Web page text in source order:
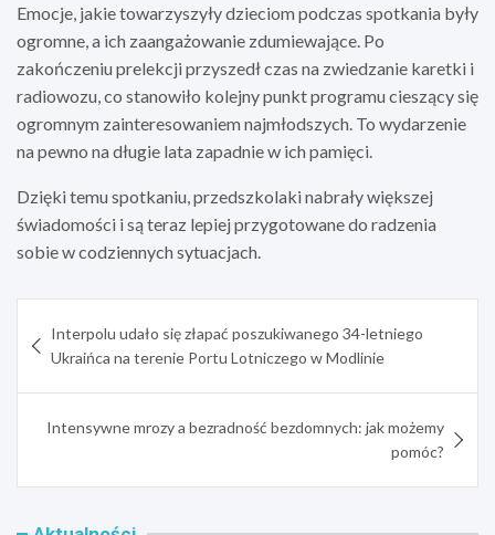
Emocje, jakie towarzyszyły dzieciom podczas spotkania były
ogromne, a ich zaangażowanie zdumiewające. Po
zakończeniu prelekcji przyszedł czas na zwiedzanie karetki i
radiowozu, co stanowiło kolejny punkt programu cieszący się
ogromnym zainteresowaniem najmłodszych. To wydarzenie
na pewno na długie lata zapadnie w ich pamięci.
Dzięki temu spotkaniu, przedszkolaki nabrały większej
świadomości i są teraz lepiej przygotowane do radzenia
sobie w codziennych sytuacjach.
wpisu
Interpolu udało się złapać poszukiwanego 34-letniego
Ukraińca na terenie Portu Lotniczego w Modlinie
Intensywne mrozy a bezradność bezdomnych: jak możemy
pomóc?